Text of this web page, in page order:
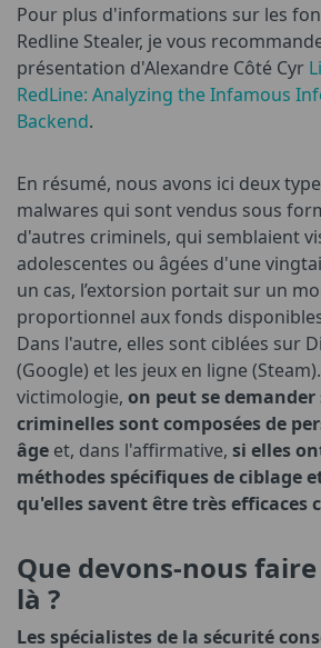
Pour plus d'informations sur les
Redline Stealer, je vous
présentation d'Alexandre Côté Cyr
RedLine: Analyzing the Infamous
Backend.
En résumé, nous avons ici deux
malwares qui sont vendus sous
d'autres criminels, qui semblaient
adolescentes ou âgées d'une
un cas, l’extorsion portait sur un
proportionnel aux fonds
Dans l'autre, elles sont ciblées sur
(Google) et les jeux en ligne
victimologie, on peut se demander
criminelles sont composées de
âge et, dans l'affirmative, si elles
méthodes spécifiques de ciblage
qu'elles savent être très efficaces
Que devons-nous
là ?
Les spécialistes de la sécurité